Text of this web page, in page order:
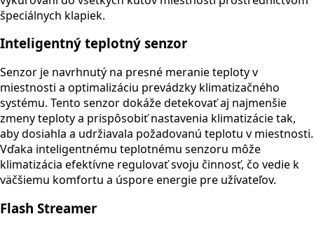
špeciálnych klapiek.
Inteligentný teplotný senzor
Senzor je navrhnutý na presné meranie teploty v
miestnosti a optimalizáciu prevádzky klimatizačného
systému. Tento senzor dokáže detekovať aj najmenšie
zmeny teploty a prispôsobiť nastavenia klimatizácie tak,
aby dosiahla a udržiavala požadovanú teplotu v miestnosti.
Vďaka inteligentnému teplotnému senzoru môže
klimatizácia efektívne regulovať svoju činnosť, čo vedie k
väčšiemu komfortu a úspore energie pre užívateľov.
Flash Streamer